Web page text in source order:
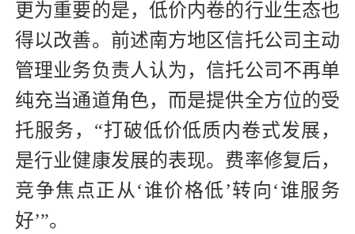
更为重要的是，低价内卷的行业生态也
得以改善。前述南方地区信托公司主动
管理业务负责人认为，信托公司不再单
纯充当通道角色，而是提供全方位的受
托服务，“打破低价低质内卷式发展，
是行业健康发展的表现。费率修复后，
竞争焦点正从‘谁价格低’转向‘谁服务
好’”。